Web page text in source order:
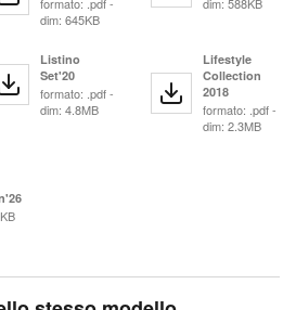
formato: .pdf -
dim: 645KB
dim: 588KB
Listino
Set'20
formato: .pdf -
dim: 4.8MB
Lifestyle
Collection
2018
formato: .pdf -
dim: 2.3MB